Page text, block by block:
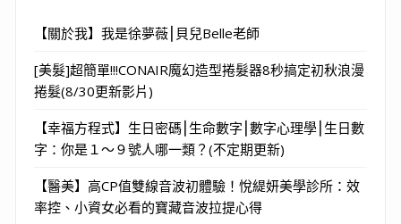
【關於我】我是徐夢薇⎮貝兒Belle老師
[美髮]超簡單!!!CONAIR魔幻造型捲髮器8秒搞定初秋浪漫
捲髮(8/30更新影片)
【幸福方程式】生日密碼⎮生命數字⎮數字心理學⎮生日數
字：你是１～９號人哪一類？(不定期更新)
【醫美】高CP值雙線音波初體驗！悅緹妍美學診所：效
率控、小資女必看的寶藏音波拉提心得